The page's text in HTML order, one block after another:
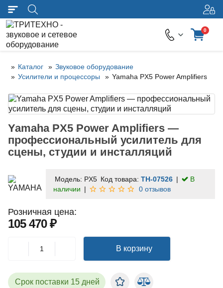
0
Каталог
Звуковое оборудование
Усилители и процессоры
Yamaha PX5 Power Amplifiers
Yamaha PX5 Power Amplifiers —
профессиональный усилитель для
сцены, студии и инсталляций
Модель: PX5 Код товара: TH-07526
В
наличии
0 отзывов
Розничная цена:
105 470 ₽
В корзину
Срок поставки 15 дней